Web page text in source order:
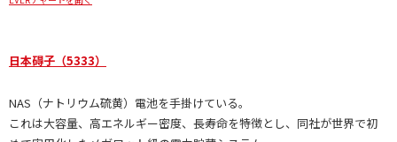
日本碍子（5333）
NAS（ナトリウム硫黄）電池を手掛けている。
これは大容量、高エネルギー密度、長寿命を特徴とし、同社が世界で初